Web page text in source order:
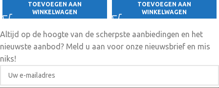
TOEVOEGEN AAN
WINKELWAGEN
TOEVOEGEN AAN
WINKELWAGEN
Altijd op de hoogte van de scherpste aanbiedingen en het
nieuwste aanbod? Meld u aan voor onze nieuwsbrief en mis
niks!